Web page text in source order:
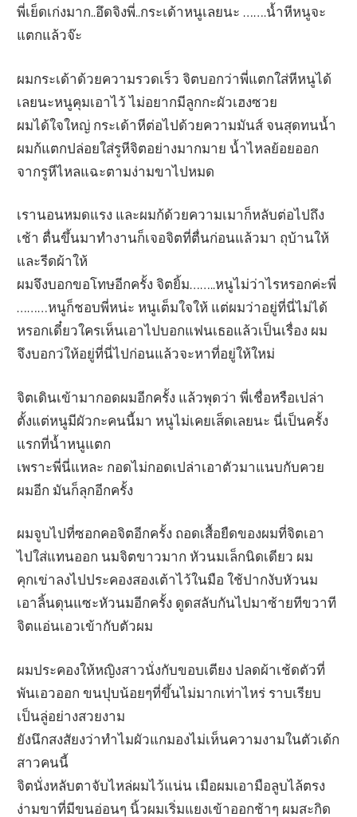
พี่เย็ดเก่งมาก..อึดจิงพี่..กระเด้าหนูเลยนะ …….น้ำหีหนูจะ
แตกแล้วจ๊ะ
ผมกระเด้าด้วยความรวดเร็ว จิตบอกว่าพี่แตกใส่หีหนูได้
เลยนะหนูคุมเอาไว้ ไม่อยากมีลูกกะผัวเฮงซวย
ผมได้ใจใหญ่ กระเด้าหีต่อไปด้วยความมันส์ จนสุดทนน้ำ
ผมก้แตกปล่อยใส่รูหีจิตอย่างมากมาย น้ำไหลย้อยออก
จากรูหีไหลแฉะตามง่ามขาไปหมด
เรานอนหมดแรง และผมก้ด้วยความเมาก็หลับต่อไปถึง
เช้า ตื่นขึ้นมาทำงานก็เจอจิตที่ตื่นก่อนแล้วมา ถุบ้านให้
และรีดผ้าให้
ผมจึงบอกขอโทษอีกครั้ง จิตยิ้ม……..หนูไม่ว่าไรหรอกค่ะพี่
………หนูก็ชอบพี่หน่ะ หนูเต็มใจให้ แต่ผมว่าอยู่ที่นี่ไม่ได้
หรอกเดี๋ยวใครเห็นเอาไปบอกแฟนเธอแล้วเป็นเรื่อง ผม
จึงบอกว่ให้อยู่ที่นี่ไปก่อนแล้วจะหาที่อยู่ให้ใหม่
จิตเดินเข้ามากอดผมอีกครั้ง แล้วพุดว่า พี่เชื่อหรือเปล่า
ตั้งแต่หนูมีผัวกะคนนี้มา หนูไม่เคยเส็ดเลยนะ นี่เป็นครั้ง
แรกที่น้ำหนูแตก
เพราะพี่นี่แหละ กอดไม่กอดเปล่าเอาตัวมาแนบกับควย
ผมอีก มันก็ลุกอีกครั้ง
ผมจูบไปที่ซอกคอจิตอีกครั้ง ถอดเสื้อยืดของผมที่จิตเอา
ไปใส่แทนออก นมจิตขาวมาก หัวนมเล็กนิดเดียว ผม
คุกเข่าลงไปประคองสองเต้าไว้ในมือ ใช้ปากงับหัวนม
เอาลิ้นดุนแซะหัวนมอีกครั้ง ดูดสลับกันไปมาซ้ายทีขวาที
จิตแอ่นเอวเข้ากับตัวผม
ผมประคองให้หญิงสาวนั่งกับขอบเตียง ปลดผ้าเช้ดตัวที่
พันเอวออก ขนปุบน้อยๆที่ขึ้นไม่มากเท่าไหร่ ราบเรียบ
เป็นลู่อย่างสวยงาม
ยังนึกสงสัยงว่าทำไมผัวแกมองไม่เห็นความงามในตัวเด้ก
สาวคนนี้
จิตนั่งหลับตาจับไหล่ผมไว้แน่น เมือผมเอามือลูบไล้ตรง
ง่ามขาที่มีขนอ่อนๆ นิ้วผมเริ่มแยงเข้าออกช้าๆ ผมสะกิด